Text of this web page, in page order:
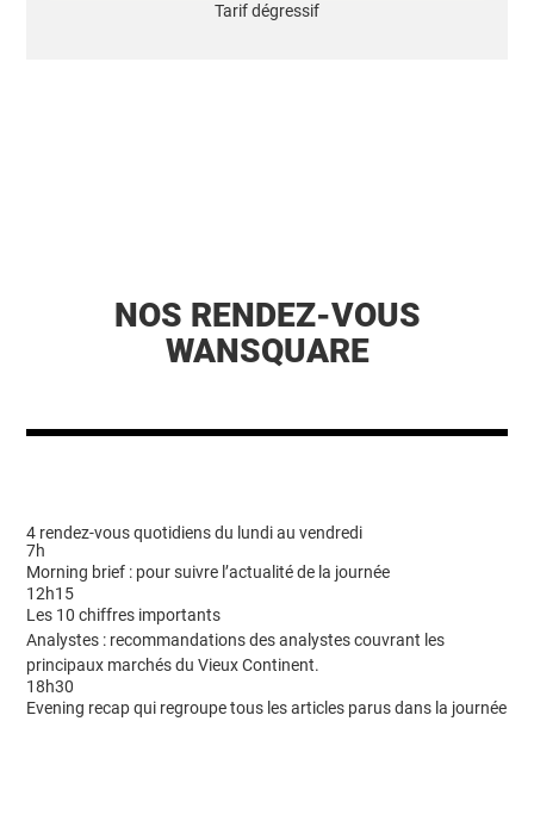
Tarif dégressif
NOS RENDEZ-VOUS
WANSQUARE
4 rendez-vous quotidiens du lundi au vendredi
7h
Morning brief : pour suivre l’actualité de la journée
12h15
Les 10 chiffres importants
Analystes : recommandations des analystes couvrant les
principaux marchés du Vieux Continent.
18h30
Evening recap qui regroupe tous les articles parus dans la journée